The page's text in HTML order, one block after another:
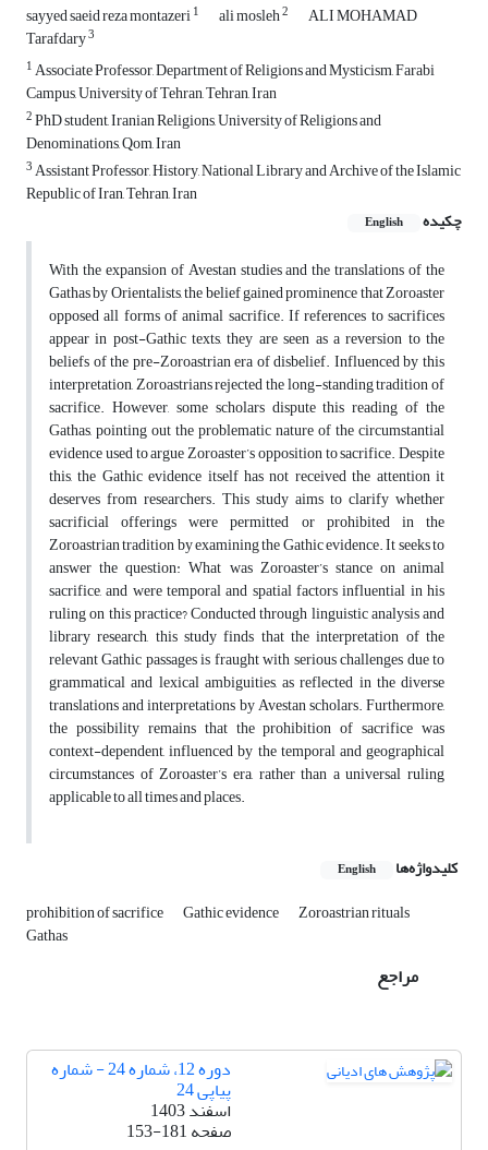
sayyed saeid reza montazeri1 ali mosleh2 ALI MOHAMAD
Tarafdary3
1Associate Professor, Department of Religions and Mysticism, Farabi
Campus, University of Tehran, Tehran, Iran
2PhD student, Iranian Religions, University of Religions and
Denominations, Qom, Iran
3Assistant Professor, History, National Library and Archive of the Islamic
Republic of Iran, Tehran, Iran
چکیده
English
With the expansion of Avestan studies and the translations of the
Gathas by Orientalists, the belief gained prominence that Zoroaster
opposed all forms of animal sacrifice. If references to sacrifices
appear in post-Gathic texts, they are seen as a reversion to the
beliefs of the pre-Zoroastrian era of disbelief. Influenced by this
interpretation, Zoroastrians rejected the long-standing tradition of
sacrifice. However, some scholars dispute this reading of the
Gathas, pointing out the problematic nature of the circumstantial
evidence used to argue Zoroaster’s opposition to sacrifice. Despite
this, the Gathic evidence itself has not received the attention it
deserves from researchers. This study aims to clarify whether
sacrificial offerings were permitted or prohibited in the
Zoroastrian tradition by examining the Gathic evidence. It seeks to
answer the question: What was Zoroaster’s stance on animal
sacrifice, and were temporal and spatial factors influential in his
ruling on this practice? Conducted through linguistic analysis and
library research, this study finds that the interpretation of the
relevant Gathic passages is fraught with serious challenges due to
grammatical and lexical ambiguities, as reflected in the diverse
translations and interpretations by Avestan scholars. Furthermore,
the possibility remains that the prohibition of sacrifice was
context-dependent, influenced by the temporal and geographical
circumstances of Zoroaster’s era, rather than a universal ruling
applicable to all times and places.
کلیدواژه‌ها English
prohibition of sacrifice Gathic evidence Zoroastrian rituals
Gathas
مراجع
دوره 12، شماره 24 - شماره
پیاپی 24
اسفند 1403
صفحه153-181